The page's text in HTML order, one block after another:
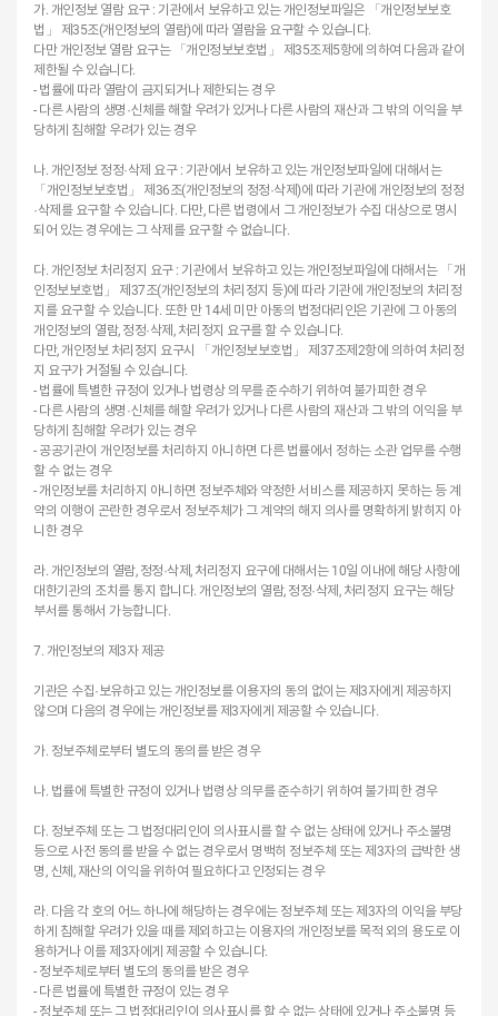
가. 개인정보 열람 요구 : 기관에서 보유하고 있는 개인정보파일은 「개인정보보호
법」 제35조(개인정보의 열람)에 따라 열람을 요구할 수 있습니다.
다만 개인정보 열람 요구는 「개인정보보호법」 제35조제5항에 의하여 다음과 같이
제한될 수 있습니다.
- 법률에 따라 열람이 금지되거나 제한되는 경우
- 다른 사람의 생명·신체를 해할 우려가 있거나 다른 사람의 재산과 그 밖의 이익을 부
당하게 침해할 우려가 있는 경우
나. 개인정보 정정·삭제 요구 : 기관에서 보유하고 있는 개인정보파일에 대해서는
「개인정보보호법」 제36조(개인정보의 정정·삭제)에 따라 기관에 개인정보의 정정
·삭제를 요구할 수 있습니다. 다만, 다른 법령에서 그 개인정보가 수집 대상으로 명시
되어 있는 경우에는 그 삭제를 요구할 수 없습니다.
다. 개인정보 처리정지 요구 : 기관에서 보유하고 있는 개인정보파일에 대해서는 「개
인정보보호법」 제37조(개인정보의 처리정지 등)에 따라 기관에 개인정보의 처리정
지를 요구할 수 있습니다. 또한 만 14세 미만 아동의 법정대리인은 기관에 그 아동의
개인정보의 열람, 정정·삭제, 처리정지 요구를 할 수 있습니다.
다만, 개인정보 처리정지 요구시 「개인정보보호법」 제37조제2항에 의하여 처리정
지 요구가 거절될 수 있습니다.
- 법률에 특별한 규정이 있거나 법령상 의무를 준수하기 위하여 불가피한 경우
- 다른 사람의 생명·신체를 해할 우려가 있거나 다른 사람의 재산과 그 밖의 이익을 부
당하게 침해할 우려가 있는 경우
- 공공기관이 개인정보를 처리하지 아니하면 다른 법률에서 정하는 소관 업무를 수행
할 수 없는 경우
- 개인정보를 처리하지 아니하면 정보주체와 약정한 서비스를 제공하지 못하는 등 계
약의 이행이 곤란한 경우로서 정보주체가 그 계약의 해지 의사를 명확하게 밝히지 아
니한 경우
라. 개인정보의 열람, 정정·삭제, 처리정지 요구에 대해서는 10일 이내에 해당 사항에
대한기관의 조치를 통지 합니다. 개인정보의 열람, 정정·삭제, 처리정지 요구는 해당
부서를 통해서 가능합니다.
7. 개인정보의 제3자 제공
기관은 수집·보유하고 있는 개인정보를 이용자의 동의 없이는 제3자에게 제공하지
않으며 다음의 경우에는 개인정보를 제3자에게 제공할 수 있습니다.
가. 정보주체로부터 별도의 동의를 받은 경우
나. 법률에 특별한 규정이 있거나 법령상 의무를 준수하기 위하여 불가피한 경우
다. 정보주체 또는 그 법정대리인이 의사표시를 할 수 없는 상태에 있거나 주소불명
등으로 사전 동의를 받을 수 없는 경우로서 명백히 정보주체 또는 제3자의 급박한 생
명, 신체, 재산의 이익을 위하여 필요하다고 인정되는 경우
라. 다음 각 호의 어느 하나에 해당하는 경우에는 정보주체 또는 제3자의 이익을 부당
하게 침해할 우려가 있을 때를 제외하고는 이용자의 개인정보를 목적 외의 용도로 이
용하거나 이를 제3자에게 제공할 수 있습니다.
- 정보주체로부터 별도의 동의를 받은 경우
- 다른 법률에 특별한 규정이 있는 경우
- 정보주체 또는 그 법정대리인이 의사표시를 할 수 없는 상태에 있거나 주소불명 등